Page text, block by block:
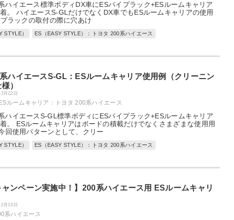
ハイエース標準ボディDX車にESパイプラック+ESルームキャリア
。 ハイエースS-GLだけでなくDX車でもESルームキャリアの使用
ラックの取付の際に穴あけ
STYLE） ES（EASY STYLE）：トヨタ 200系ハイエース
ハイエースS-GL：ESルームキャリア使用例（クリーニン
）
月22日
ESルームキャリア：トヨタ 200系ハイエース
ハイエースS-GL標準ボディにESパイプラック+ESルームキャリア
。 ESルームキャリアはボードの積載だけでなくさまざまな使用用
回使用パターンとして、クリー
STYLE） ES（EASY STYLE）：トヨタ 200系ハイエース
ャンペーン実施中！】200系ハイエース用 ESルームキャリ
月13日
系ハイエース